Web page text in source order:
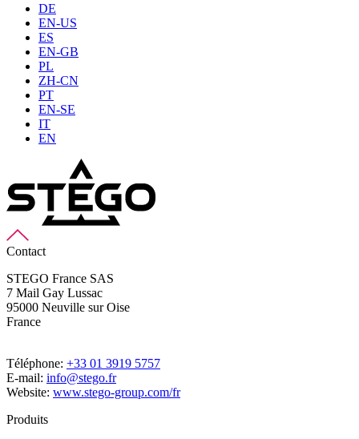
DE
EN-US
ES
EN-GB
PL
ZH-CN
PT
EN-SE
IT
EN
Contact
STEGO France SAS
7 Mail Gay Lussac
95000 Neuville sur Oise
France
Téléphone: +33 01 3919 5757
E-mail: info@stego.fr
Website: www.stego-group.com/fr
Produits